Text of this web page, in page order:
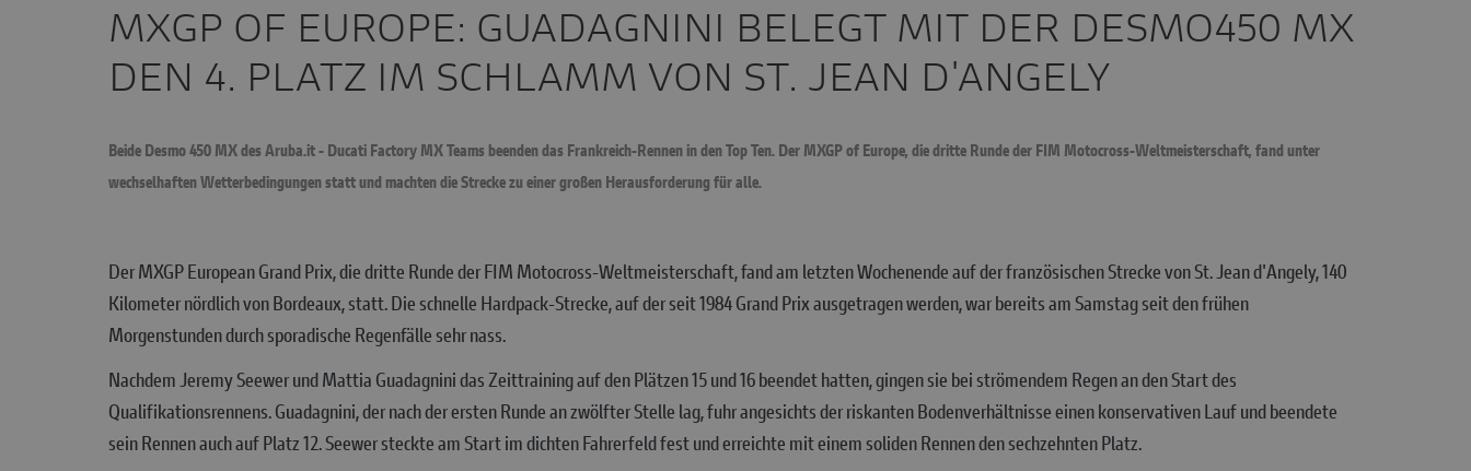
MXGP OF EUROPE: GUADAGNINI BELEGT MIT DER DESMO450 MX
DEN 4. PLATZ IM SCHLAMM VON ST. JEAN D'ANGELY
Beide Desmo 450 MX des Aruba.it - Ducati Factory MX Teams beenden das Frankreich-Rennen in den Top Ten. Der MXGP of Europe, die dritte Runde der FIM Motocross-Weltmeisterschaft, fand unter
wechselhaften Wetterbedingungen statt und machten die Strecke zu einer großen Herausforderung für alle.
Der MXGP European Grand Prix, die dritte Runde der FIM Motocross-Weltmeisterschaft, fand am letzten Wochenende auf der französischen Strecke von St. Jean d'Angely, 140
Kilometer nördlich von Bordeaux, statt. Die schnelle Hardpack-Strecke, auf der seit 1984 Grand Prix ausgetragen werden, war bereits am Samstag seit den frühen
Morgenstunden durch sporadische Regenfälle sehr nass.
Nachdem Jeremy Seewer und Mattia Guadagnini das Zeittraining auf den Plätzen 15 und 16 beendet hatten, gingen sie bei strömendem Regen an den Start des
Qualifikationsrennens. Guadagnini, der nach der ersten Runde an zwölfter Stelle lag, fuhr angesichts der riskanten Bodenverhältnisse einen konservativen Lauf und beendete
sein Rennen auch auf Platz 12. Seewer steckte am Start im dichten Fahrerfeld fest und erreichte mit einem soliden Rennen den sechzehnten Platz.